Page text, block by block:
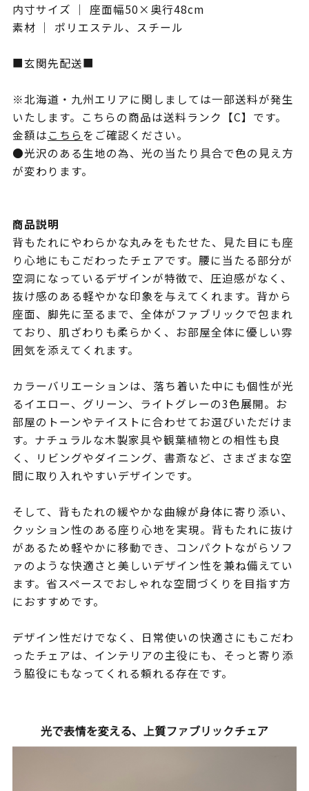
内寸サイズ ｜ 座面幅50×奥行48cm
素材 ｜ ポリエステル、スチール
■玄関先配送■
※北海道・九州エリアに関しましては一部送料が発生
いたします。こちらの商品は送料ランク【C】です。
金額はこちらをご確認ください。
●光沢のある生地の為、光の当たり具合で色の見え方
が変わります。
商品説明
背もたれにやわらかな丸みをもたせた、見た目にも座
り心地にもこだわったチェアです。腰に当たる部分が
空洞になっているデザインが特徴で、圧迫感がなく、
抜け感のある軽やかな印象を与えてくれます。背から
座面、脚先に至るまで、全体がファブリックで包まれ
ており、肌ざわりも柔らかく、お部屋全体に優しい雰
囲気を添えてくれます。
カラーバリエーションは、落ち着いた中にも個性が光
るイエロー、グリーン、ライトグレーの3色展開。お
部屋のトーンやテイストに合わせてお選びいただけま
す。ナチュラルな木製家具や観葉植物との相性も良
く、リビングやダイニング、書斎など、さまざまな空
間に取り入れやすいデザインです。
そして、背もたれの緩やかな曲線が身体に寄り添い、
クッション性のある座り心地を実現。背もたれに抜け
があるため軽やかに移動でき、コンパクトながらソフ
ァのような快適さと美しいデザイン性を兼ね備えてい
ます。省スペースでおしゃれな空間づくりを目指す方
におすすめです。
デザイン性だけでなく、日常使いの快適さにもこだわ
ったチェアは、インテリアの主役にも、そっと寄り添
う脇役にもなってくれる頼れる存在です。